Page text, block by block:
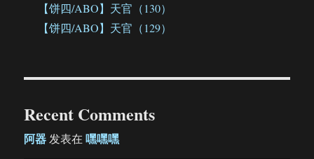
【饼四/ABO】天官（130）
【饼四/ABO】天官（129）
Recent Comments
阿器发表在嘿嘿嘿